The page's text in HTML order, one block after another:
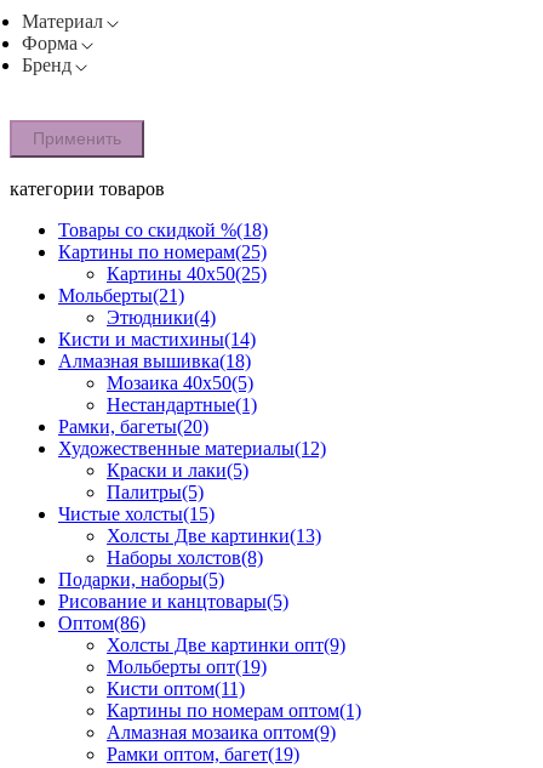
Материал
Форма
Бренд
Применить
категории товаров
Товары со скидкой %(18)
Картины по номерам(25)
Картины 40x50(25)
Мольберты(21)
Этюдники(4)
Кисти и мастихины(14)
Алмазная вышивка(18)
Мозаика 40x50(5)
Нестандартные(1)
Рамки, багеты(20)
Художественные материалы(12)
Краски и лаки(5)
Палитры(5)
Чистые холсты(15)
Холсты Две картинки(13)
Наборы холстов(8)
Подарки, наборы(5)
Рисование и канцтовары(5)
Оптом(86)
Холсты Две картинки опт(9)
Мольберты опт(19)
Кисти оптом(11)
Картины по номерам оптом(1)
Алмазная мозаика оптом(9)
Рамки оптом, багет(19)